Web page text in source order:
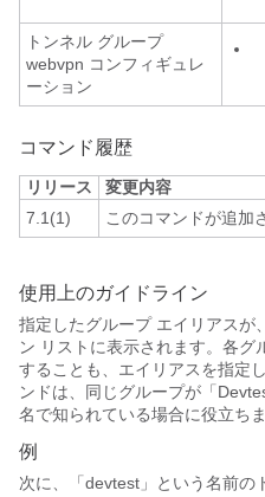
トンネル グループ
webvpn コンフィギュレ
ーション
コマンド履歴
リリース
変更内容
7.1(1)
このコマンドが追加
使用上のガイドライン
指定したグループ エイリアスが
ン リストに表示されます。各グ
することも、エイリアスを指定
ンドは、同じグループが「
名で知られている場合に役立ちま
例
次に、「devtest」という名前の